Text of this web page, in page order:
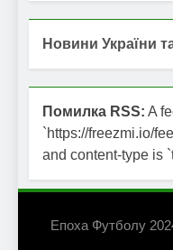
Новини України
Помилка RSS: A
`https://freezmi.io/
and content-type is
Епоха Футболу